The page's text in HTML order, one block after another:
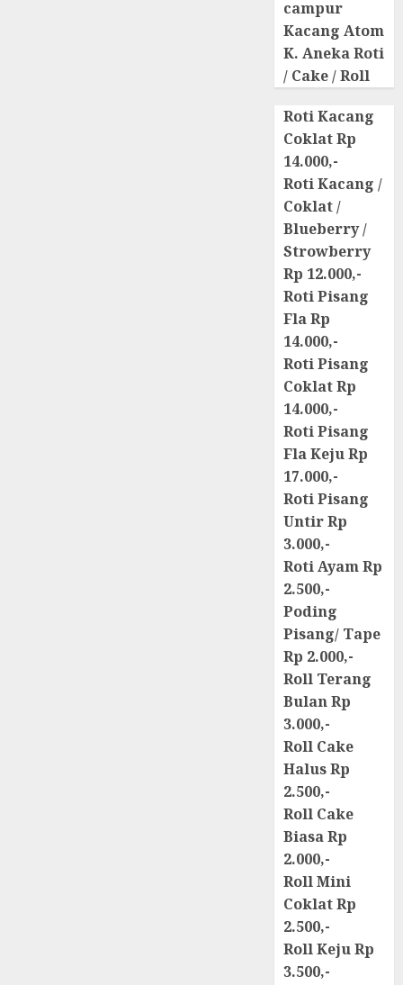
campur
Kacang Atom
K. Aneka Roti
/ Cake / Roll
Roti Kacang
Coklat Rp
14.000,-
Roti Kacang /
Coklat /
Blueberry /
Strowberry
Rp 12.000,-
Roti Pisang
Fla Rp
14.000,-
Roti Pisang
Coklat Rp
14.000,-
Roti Pisang
Fla Keju Rp
17.000,-
Roti Pisang
Untir Rp
3.000,-
Roti Ayam Rp
2.500,-
Poding
Pisang/ Tape
Rp 2.000,-
Roll Terang
Bulan Rp
3.000,-
Roll Cake
Halus Rp
2.500,-
Roll Cake
Biasa Rp
2.000,-
Roll Mini
Coklat Rp
2.500,-
Roll Keju Rp
3.500,-